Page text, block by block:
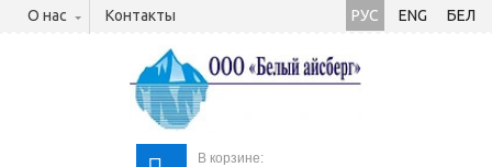
О нас Контакты РУС ENG БЕЛ
В корзине: